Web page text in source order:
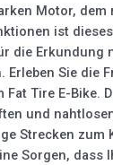
Motor, dem
ist
die Erkundung
Erleben Sie die
Fat Tire E-Bike.
und
Strecken zum
Sorgen, dass